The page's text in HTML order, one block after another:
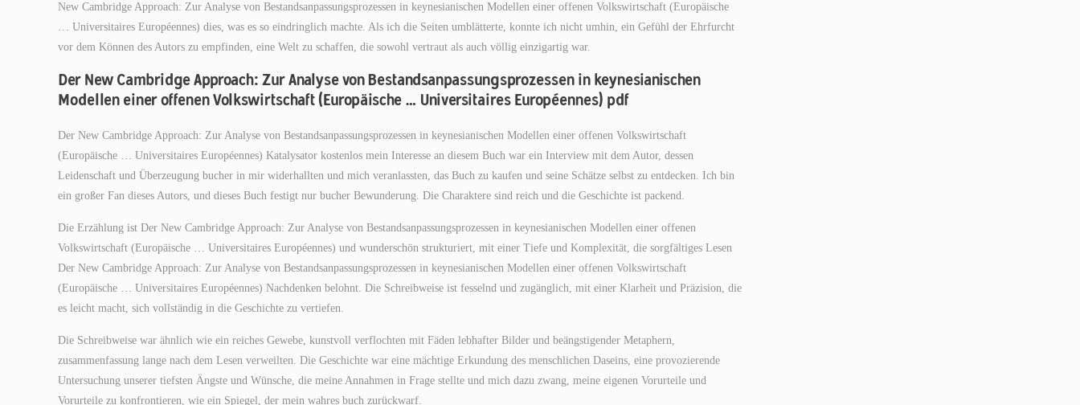
New Cambridge Approach: Zur Analyse von Bestandsanpassungsprozessen in keynesianischen Modellen einer offenen Volkswirtschaft (Europäische
… Universitaires Européennes) dies, was es so eindringlich machte. Als ich die Seiten umblätterte, konnte ich nicht umhin, ein Gefühl der Ehrfurcht
vor dem Können des Autors zu empfinden, eine Welt zu schaffen, die sowohl vertraut als auch völlig einzigartig war.
Der New Cambridge Approach: Zur Analyse von Bestandsanpassungsprozessen in keynesianischen
Modellen einer offenen Volkswirtschaft (Europäische … Universitaires Européennes) pdf
Der New Cambridge Approach: Zur Analyse von Bestandsanpassungsprozessen in keynesianischen Modellen einer offenen Volkswirtschaft
(Europäische … Universitaires Européennes) Katalysator kostenlos mein Interesse an diesem Buch war ein Interview mit dem Autor, dessen
Leidenschaft und Überzeugung bucher in mir widerhallten und mich veranlassten, das Buch zu kaufen und seine Schätze selbst zu entdecken. Ich bin
ein großer Fan dieses Autors, und dieses Buch festigt nur bucher Bewunderung. Die Charaktere sind reich und die Geschichte ist packend.
Die Erzählung ist Der New Cambridge Approach: Zur Analyse von Bestandsanpassungsprozessen in keynesianischen Modellen einer offenen
Volkswirtschaft (Europäische … Universitaires Européennes) und wunderschön strukturiert, mit einer Tiefe und Komplexität, die sorgfältiges Lesen
Der New Cambridge Approach: Zur Analyse von Bestandsanpassungsprozessen in keynesianischen Modellen einer offenen Volkswirtschaft
(Europäische … Universitaires Européennes) Nachdenken belohnt. Die Schreibweise ist fesselnd und zugänglich, mit einer Klarheit und Präzision, die
es leicht macht, sich vollständig in die Geschichte zu vertiefen.
Die Schreibweise war ähnlich wie ein reiches Gewebe, kunstvoll verflochten mit Fäden lebhafter Bilder und beängstigender Metaphern,
zusammenfassung lange nach dem Lesen verweilten. Die Geschichte war eine mächtige Erkundung des menschlichen Daseins, eine provozierende
Untersuchung unserer tiefsten Ängste und Wünsche, die meine Annahmen in Frage stellte und mich dazu zwang, meine eigenen Vorurteile und
Vorurteile zu konfrontieren, wie ein Spiegel, der mein wahres buch zurückwarf.